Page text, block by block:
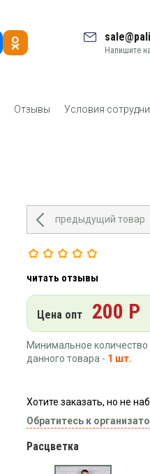
Напишите
Отзывы Условия
предыдущий товар
читать отзывы
Цена опт 200 Р
Минимальное количество
данного товара - 1 шт.
Хотите заказать, но не
Обратитесь к
Расцветка